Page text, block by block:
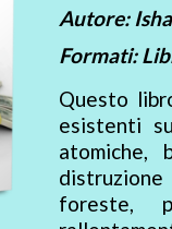
Autore:
Formati:
Questo
esistenti
atomiche,
distruzione
foreste,